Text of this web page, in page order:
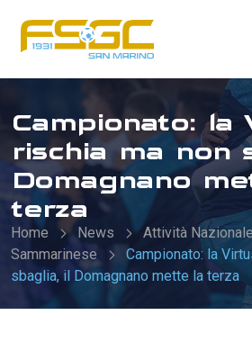
Campionato: la
rischia ma non
Domagnano
terza
Home News Attività Nazionale
Sammarinese
Campionato: la
sbaglia, il Domagnano mette la terza